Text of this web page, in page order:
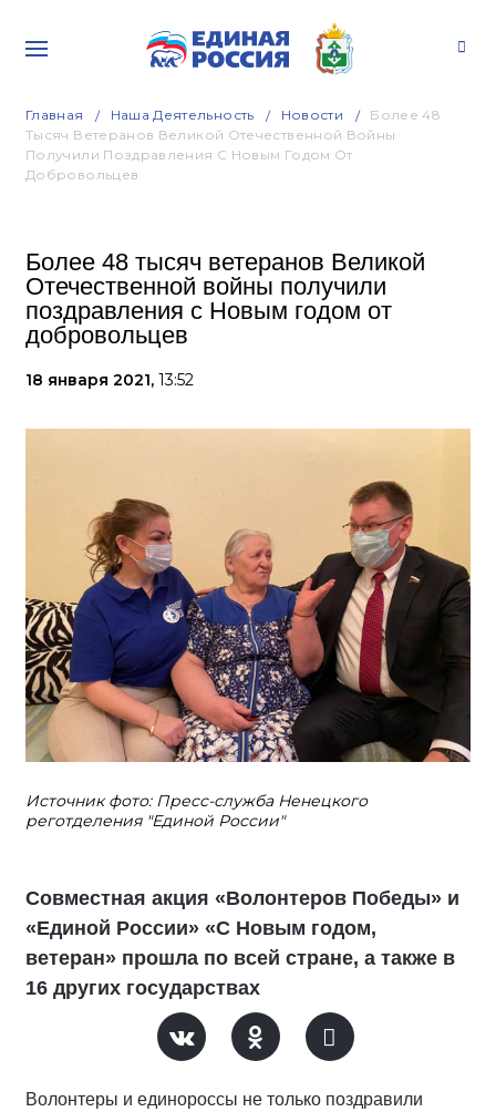
Главная Наша Деятельность Новости
Более 48
Тысяч Ветеранов Великой Отечественной Войны
Получили Поздравления С Новым Годом От
Добровольцев
Более 48 тысяч ветеранов Великой
Отечественной войны получили
поздравления с Новым годом от
добровольцев
18 января 2021, 13:52
Источник фото: Пресс-служба Ненецкого
реготделения "Единой России"
Совместная акция «Волонтеров Победы» и
«Единой России» «С Новым годом,
ветеран» прошла по всей стране, а также в
16 других государствах
Волонтеры и единороссы не только поздравили